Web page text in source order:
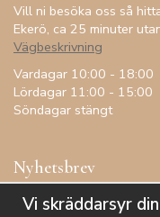
Vill ni besöka oss så
Ekerö, ca 25 minuter
Vägbeskrivning
Vardagar 10:00 - 18:00
Lördagar 11:00 - 15:00
Söndagar stängt
Nyhetsbrev
Få inspiration, förtur till
Vi skräddarsyr